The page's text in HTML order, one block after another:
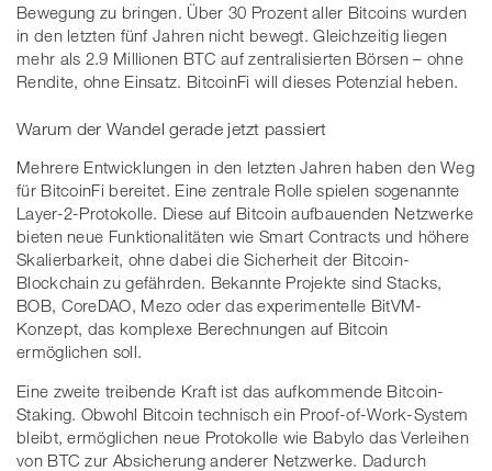
Bewegung zu bringen. Über 30 Prozent aller Bitcoins wurden
in den letzten fünf Jahren nicht bewegt. Gleichzeitig liegen
mehr als 2.9 Millionen BTC auf zentralisierten Börsen – ohne
Rendite, ohne Einsatz. BitcoinFi will dieses Potenzial heben.
Warum der Wandel gerade jetzt passiert
Mehrere Entwicklungen in den letzten Jahren haben den Weg
für BitcoinFi bereitet. Eine zentrale Rolle spielen sogenannte
Layer-2-Protokolle. Diese auf Bitcoin aufbauenden Netzwerke
bieten neue Funktionalitäten wie Smart Contracts und höhere
Skalierbarkeit, ohne dabei die Sicherheit der Bitcoin-
Blockchain zu gefährden. Bekannte Projekte sind Stacks,
BOB, CoreDAO, Mezo oder das experimentelle BitVM-
Konzept, das komplexe Berechnungen auf Bitcoin
ermöglichen soll.
Eine zweite treibende Kraft ist das aufkommende Bitcoin-
Staking. Obwohl Bitcoin technisch ein Proof-of-Work-System
bleibt, ermöglichen neue Protokolle wie Babylo das Verleihen
von BTC zur Absicherung anderer Netzwerke. Dadurch